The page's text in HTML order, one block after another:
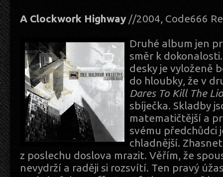
A Clockwork Highway //2004, Code666
Druhé album jen
směr k
desky je vyloženě
do hloubky, že v
Dares To Kill The
sbíječka. Skladby
matematičtější a
svému předchůdci
chladnější.
z poslechu doslova mrazit. Věřím, že
nevydrží a raději si rozsvítí. Ten pravý